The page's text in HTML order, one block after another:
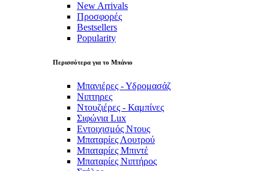
New Arrivals
Προσφορές
Bestsellers
Popularity
Περισσότερα για το Μπάνιο
Μπανιέρες - Υδρομασάζ
Νιπτηρες
Ντουζιέρες - Καμπίνες
Σιφώνια Lux
Εντοιχισμός Ντους
Μπαταρίες Λουτρού
Μπαταρίες Μπιντέ
Μπαταρίες Νιπτήρος